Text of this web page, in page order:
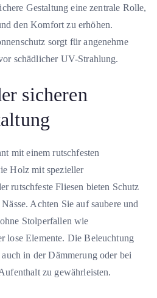
Gestaltung eine zentrale Rolle,
den Komfort zu erhöhen.
sorgt für angenehme
schädlicher UV-Strahlung.
sicheren
mit einem rutschfesten
Holz mit spezieller
rutschfeste Fliesen bieten Schutz
Achten Sie auf saubere und
Stolperfallen wie
lose Elemente. Die Beleuchtung
in der Dämmerung oder bei
zu gewährleisten.